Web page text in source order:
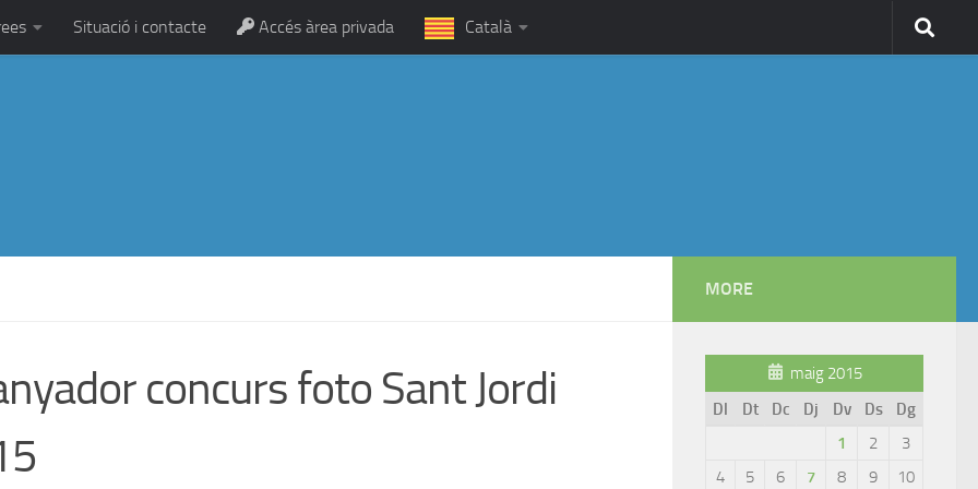
Situació i contacte Accés àrea privada Català
concurs foto Sant Jordi
MORE
maig 2015
Dl
Dt Dc Dj Dv Ds
Dg
1
2
3
4
5 6 7 8 9
10